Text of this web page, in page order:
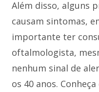
Além disso, alguns
causam sintomas,
importante ter
oftalmologista,
nenhum sinal de
os 40 anos.